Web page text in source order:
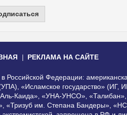
РЕКЛАМА НА САЙТЕ
Российской Федерации:
«Исламское государство»
Каида», «УНА-УНСО», «Талибан»,
«Тризуб им. Степана Бандеры»,